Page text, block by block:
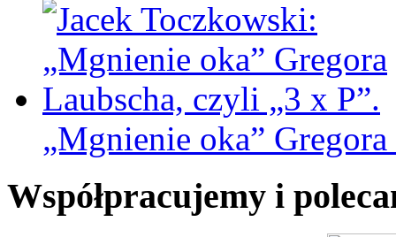
„Mgnienie oka”
Współpracujemy i